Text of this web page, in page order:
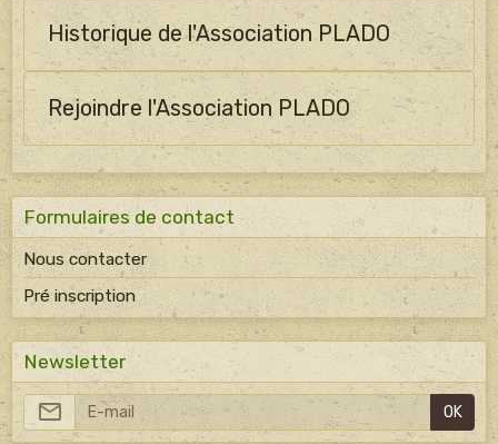
Historique de l'Association PLADO
Rejoindre l'Association PLADO
Formulaires de contact
Nous contacter
Pré inscription
Newsletter
OK